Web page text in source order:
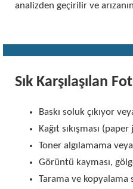
analizden geçirilir ve
Sık Karşılaşılan
Baskı soluk çıkıyor
Kağıt sıkışması (paper
Toner algılamama
Görüntü kayması,
Tarama ve kopyalama